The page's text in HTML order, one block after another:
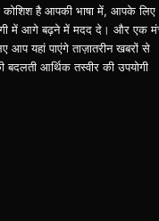
है आपकी भाषा में, आपके लिए
में आगे बढ़ने में मदद दे। और एक
यहां पाएंगे ताज़ातरीन खबरों से
आर्थिक तस्वीर की उपयोगी